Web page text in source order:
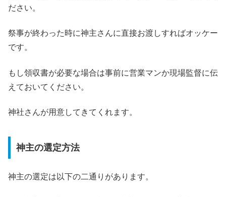
ださい。
祭事が終わった時に神主さんに直接お渡しすればオッケー
です。
もし領収書が必要な場合は事前に営業マンか現場監督に伝
えておいてください。
神社さんが用意してきてくれます。
神主の選定方法
神主の選定は以下の二通りがあります。